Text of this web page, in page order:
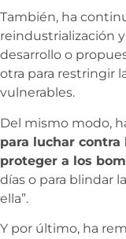
También, ha
reindustrialización
desarrollo o
otra para restringir
vulnerables.
Del mismo modo,
para luchar
proteger a los
días o para blindar
ella”.
Y por último, ha